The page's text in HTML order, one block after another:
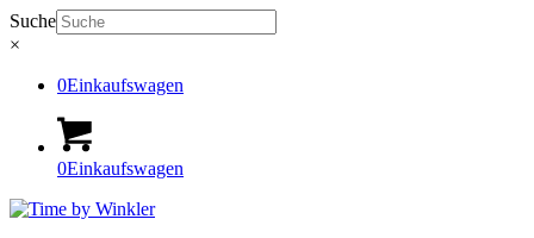
Suche
×
0Einkaufswagen
0Einkaufswagen